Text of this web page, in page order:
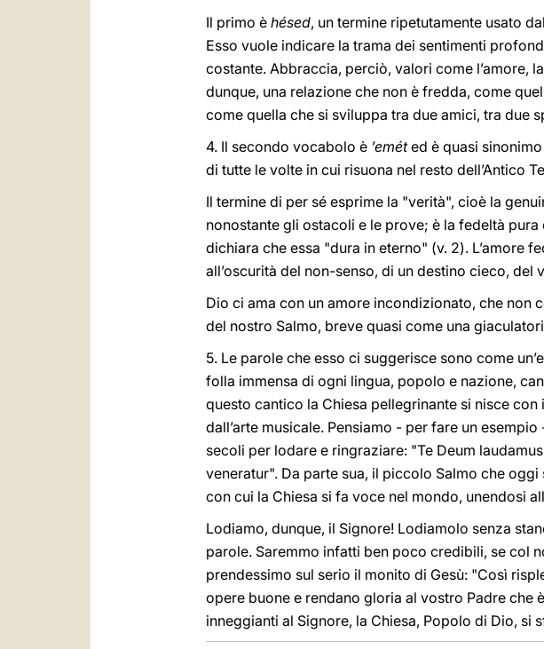
Il primo è hésed, un termine ripetutamente usato
Esso vuole indicare la trama dei sentimenti
costante. Abbraccia, perciò, valori come l’amore,
dunque, una relazione che non è fredda, come
come quella che si sviluppa tra due amici, tra due
4. Il secondo vocabolo è ’eméted è quasi sinonimo
di tutte le volte in cui risuona nel resto dell’Antico
Il termine di per sé esprime la "verità", cioè la
nonostante gli ostacoli e le prove; è la fedeltà
dichiara che essa "dura in eterno" (v. 2). L’amore
all’oscurità del non-senso, di un destino cieco, del
Dio ci ama con un amore incondizionato, che non
del nostro Salmo, breve quasi come una
5. Le parole che esso ci suggerisce sono come
folla immensa di ogni lingua, popolo e nazione,
questo cantico la Chiesa pellegrinante si nisce
dall’arte musicale. Pensiamo - per fare un esempio
secoli per lodare e ringraziare: "Te Deum
veneratur". Da parte sua, il piccolo Salmo che
con cui la Chiesa si fa voce nel mondo, unendosi
Lodiamo, dunque, il Signore! Lodiamolo senza
parole. Saremmo infatti ben poco credibili, se col
prendessimo sul serio il monito di Gesù: "Così
opere buone e rendano gloria al vostro Padre che
inneggianti al Signore, la Chiesa, Popolo di Dio, si